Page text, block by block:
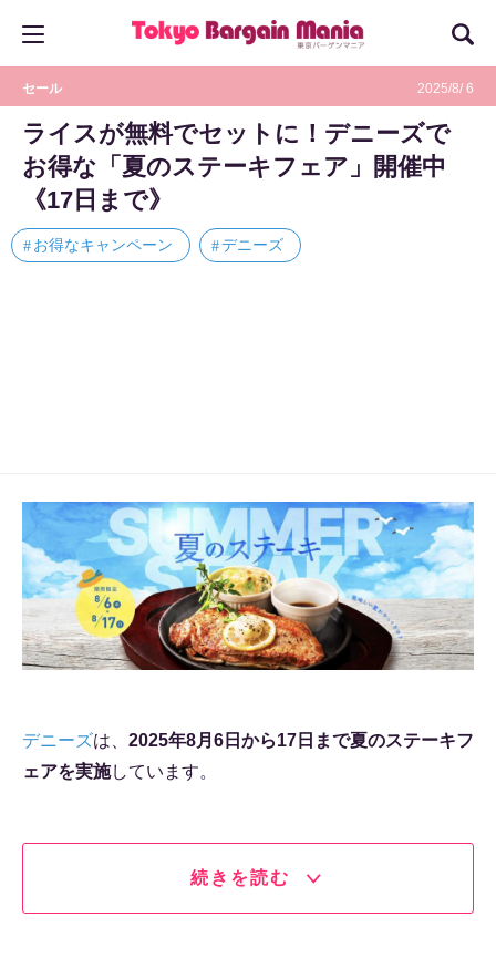
セール 2025/8/ 6
ライスが無料でセットに！デニーズで
お得な「夏のステーキフェア」開催中
《17日まで》
お得なキャンペーン デニーズ
デニーズは、 2025年8月6日から17日まで夏のステーキフ
ェアを実施しています。
続きを読む